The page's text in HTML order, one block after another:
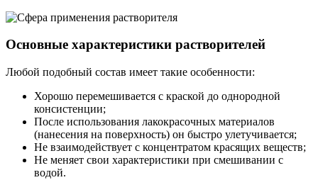
Основные характеристики растворителей
Любой подобный состав имеет такие особенности:
Хорошо перемешивается с краской до однородной
консистенции;
После использования лакокрасочных материалов
(нанесения на поверхность) он быстро улетучивается;
Не взаимодействует с концентратом красящих веществ;
Не меняет свои характеристики при смешивании с
водой.